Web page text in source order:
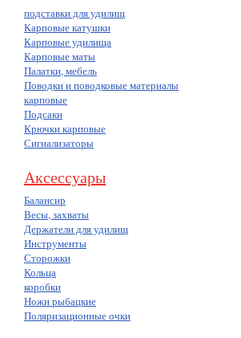
подставки для удилищ
Карповые катушки
Карповые удилища
Карповые маты
Палатки, мебель
Поводки и поводковые материалы
карповые
Подсаки
Крючки карповые
Сигнализаторы
Аксессуары
Балансир
Весы, захваты
Держатели для удилищ
Инструменты
Сторожки
Кольца
коробки
Ножи рыбацкие
Поляризационные очки